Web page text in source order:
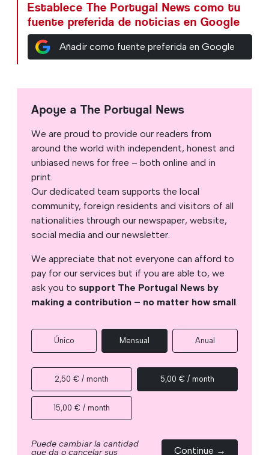
Establece The Portugal News como tu
fuente preferida de noticias en Google
Añadir como fuente preferida en Google
Apoye a The Portugal News
We are proud to provide our readers from
around the world with independent, honest and
unbiased news for free – both online and in
print.
Our dedicated team supports the local
community, foreign residents and visitors of all
nationalities through our newspaper, website,
social media and our newsletter.
We appreciate that not everyone can afford to
pay for our services but if you are able to, we
ask you to support The Portugal News by
making a contribution – no matter how small.
Único Mensual Anual
2,50 € / month 5,00 € / month
15,00 € / month
Puede cambiar la cantidad
que da o cancelar sus Continue →